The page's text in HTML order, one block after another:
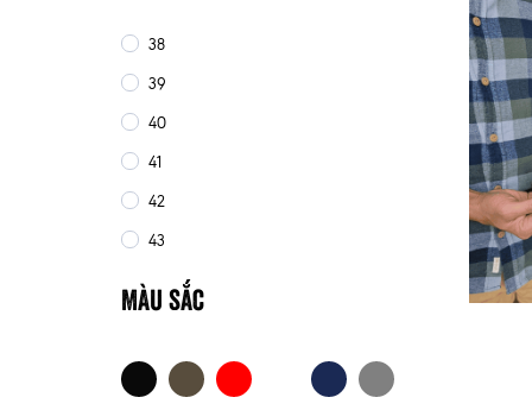
38
39
40
41
42
43
Màu sắc